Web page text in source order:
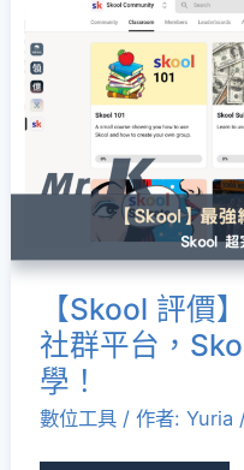
買！
完
教
學
【Skool 評價
社群平台，
學！
數位工具/ 作者: Yuria
評
價】
強
線
上
學
習
課
程
社
群
平